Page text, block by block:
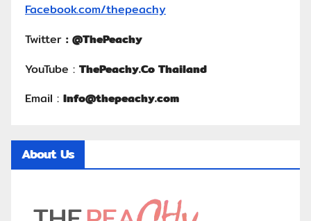
Facebook.com/thepeachy
Twitter : @ThePeachy
YouTube : ThePeachy.Co Thailand
Email : Info@thepeachy.com
About Us